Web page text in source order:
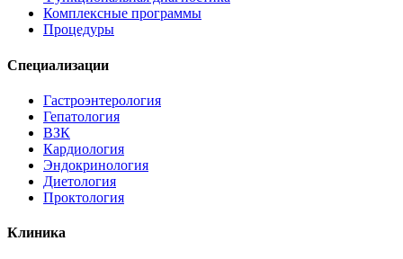
Комплексные программы
Процедуры
Специализации
Гастроэнтерология
Гепатология
ВЗК
Кардиология
Эндокринология
Диетология
Проктология
Клиника